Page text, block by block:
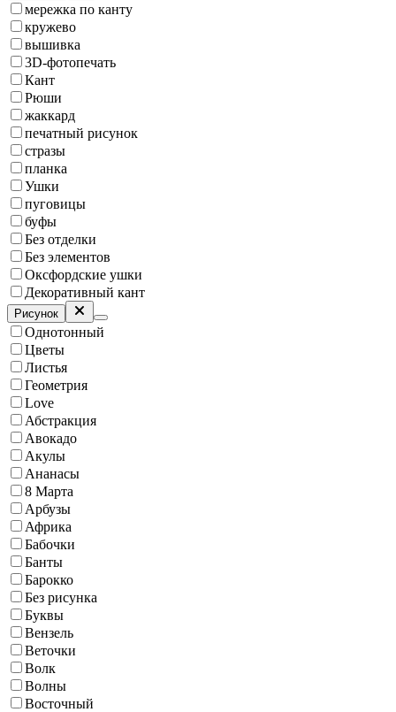
мережка по канту
кружево
вышивка
3D-фотопечать
Кант
Рюши
жаккард
печатный рисунок
стразы
планка
Ушки
пуговицы
буфы
Без отделки
Без элементов
Оксфордские ушки
Декоративный кант
Рисунок
Однотонный
Цветы
Листья
Геометрия
Love
Абстракция
Авокадо
Акулы
Ананасы
8 Марта
Арбузы
Африка
Бабочки
Банты
Барокко
Без рисунка
Буквы
Вензель
Веточки
Волк
Волны
Восточный